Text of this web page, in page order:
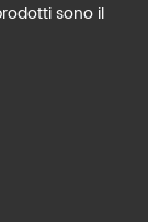
sono il